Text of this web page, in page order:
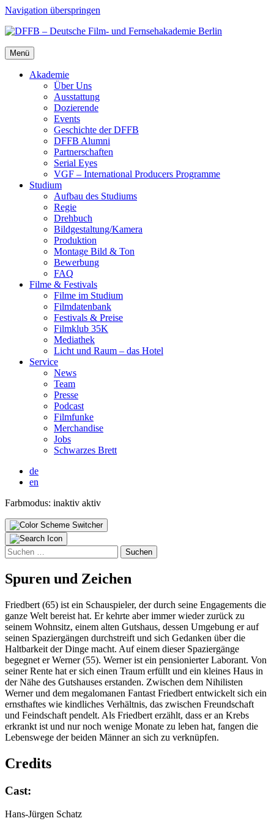
Navigation überspringen
Menü
Aka­de­mie
Über Uns
Aus­stat­tung
Dozie­ren­de
Events
Geschich­te der DFFB
DFFB Alum­ni
Part­ner­schaf­ten
Seri­al Eyes
VGF – Inter­na­tio­nal Pro­du­cers Pro­gram­me
Stu­di­um
Auf­bau des Stu­di­ums
Regie
Dreh­buch
Bildgestaltung/​​Kamera
Pro­duk­ti­on
Mon­ta­ge Bild & Ton
Bewer­bung
FAQ
Fil­me & Fes­ti­vals
Fil­me im Stu­di­um
Film­da­ten­bank
Fes­ti­vals & Prei­se
Film­klub 35K
Media­thek
Licht und Raum – das Hotel
Ser­vice
News
Team
Pres­se
Pod­cast
Film­fun­ke
Mer­chan­di­se
Jobs
Schwar­zes Brett
de
en
Farbmodus: inaktiv aktiv
Suchen
nach:
Spu­ren und Zei­chen
Friedbert (65) ist ein Schauspieler, der durch seine Engagements die
ganze Welt bereist hat. Er kehrte aber immer wieder zurück zu
seinem Wohnsitz, einem alten Gutshaus, dessen Umgebung er auf
seinen Spaziergängen durchstreift und sich Gedanken über die
Haltbarkeit der Dinge macht. Auf einem dieser Spaziergänge
begegnet er Werner (55). Werner ist ein pensionierter Laborant. Von
seiner Rente hat er sich einen Traum erfüllt und ein kleines Haus in
der Nähe des Gutshauses erstanden. Zwischen dem Nihilisten
Werner und dem megalomanen Fantast Friedbert entwickelt sich ein
ernsthaftes wie kindliches Verhältnis, das zwischen Freundschaft
und Feindschaft pendelt. Als Friedbert erzählt, dass er an Krebs
erkrankt ist und nur noch wenige Monate zu leben hat, fangen die
Lebenswege der beiden Männer an sich zu verknüpfen.
Credits
Cast:
Hans-Jürgen Schatz